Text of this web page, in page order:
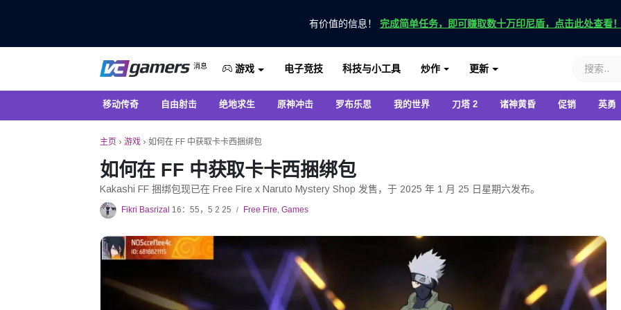
有价值的信息！ 完成简单任务，即可赚取数十万印尼盾，点击此处查看！
VC游戏新闻
消息
仅在 VCGamers 获取最新的游戏新闻
游戏 电子竞技 科技与小工具 炒作 更新
移动传奇 自由射击 绝地求生 原神冲击 罗布乐思 我的世界 刀塔 2 诸神黄昏 促销 英勇
主页 › 游戏 › 如何在 FF 中获取卡卡西捆绑包
如何在 FF 中获取卡卡西捆绑包
Kakashi FF 捆绑包现已在 Free Fire x Naruto Mystery Shop 发售，于 2025 年 1 月 25 日星期六发布。
Fikri Basrizal 16：55，5 2 25 / Free Fire, Games